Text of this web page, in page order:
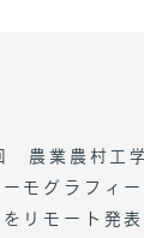
農業農村工
モグラフィ
リモート発表